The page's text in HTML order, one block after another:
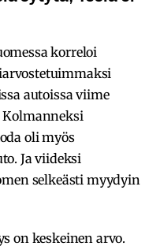
korreloi
autoissa viime
oli myös
Ja viideksi
selkeästi myydyin
on keskeinen arvo.